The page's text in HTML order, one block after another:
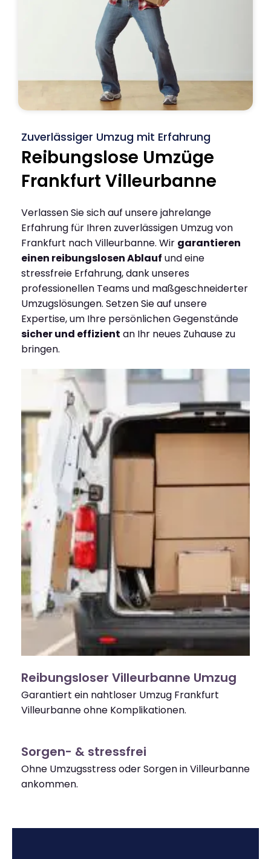
Zuverlässiger Umzug mit Erfahrung
Reibungslose Umzüge
Frankfurt Villeurbanne
Verlassen Sie sich auf unsere jahrelange
Erfahrung für Ihren zuverlässigen Umzug von
Frankfurt nach Villeurbanne. Wir garantieren
einen reibungslosen Ablauf und eine
stressfreie Erfahrung, dank unseres
professionellen Teams und maßgeschneiderter
Umzugslösungen. Setzen Sie auf unsere
Expertise, um Ihre persönlichen Gegenstände
sicher und effizient an Ihr neues Zuhause zu
bringen.
Reibungsloser Villeurbanne Umzug
Garantiert ein nahtloser Umzug Frankfurt
Villeurbanne ohne Komplikationen.
Sorgen- & stressfrei
Ohne Umzugsstress oder Sorgen in Villeurbanne
ankommen.